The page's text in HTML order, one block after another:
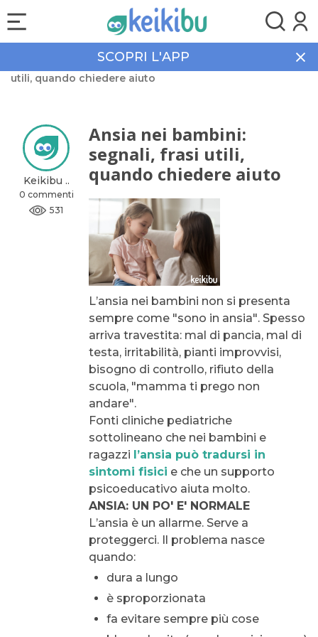
SCOPRI L'APP
Community
Ansia nei bambini: segnali, frasi
utili, quando chiedere aiuto
Keikibu ..
0 commenti
531
Ansia nei bambini:
segnali, frasi utili,
quando chiedere aiuto
L’ansia nei bambini non si presenta
sempre come "sono in ansia". Spesso
arriva travestita: mal di pancia, mal di
testa, irritabilità, pianti improvvisi,
bisogno di controllo, rifiuto della
scuola, "mamma ti prego non
andare".
Fonti cliniche pediatriche
sottolineano che nei bambini e
ragazzi l’ansia può tradursi in
sintomi fisici e che un supporto
psicoeducativo aiuta molto.
ANSIA: UN PO' E' NORMALE
L’ansia è un allarme. Serve a
proteggerci. Il problema nasce
quando:
dura a lungo
è sproporzionata
fa evitare sempre più cose